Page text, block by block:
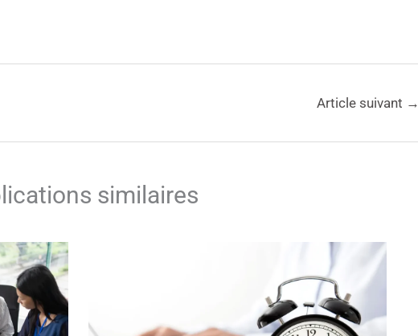
Article suivant →
similaires